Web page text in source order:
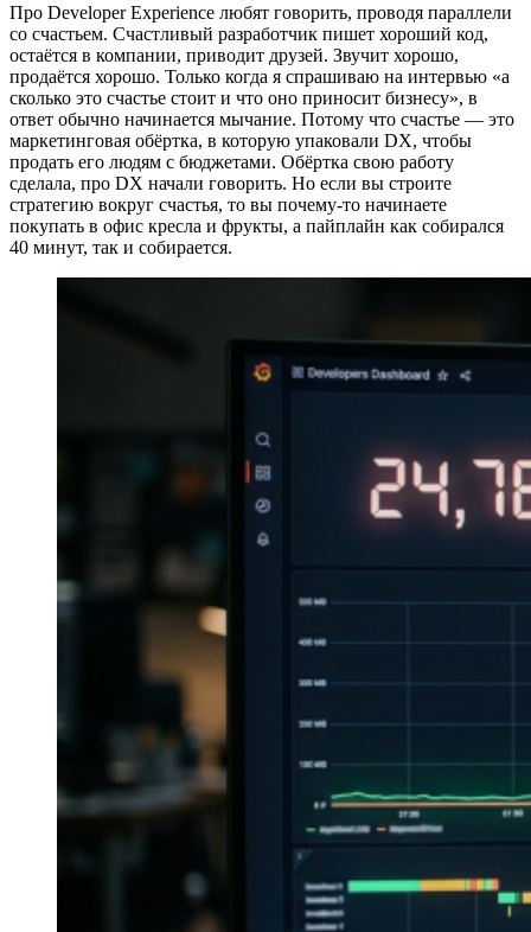
Про Developer Experience любят говорить, проводя параллели
со счастьем. Счастливый разработчик пишет хороший код,
остаётся в компании, приводит друзей. Звучит хорошо,
продаётся хорошо. Только когда я спрашиваю на интервью «а
сколько это счастье стоит и что оно приносит бизнесу», в
ответ обычно начинается мычание. Потому что счастье — это
маркетинговая обёртка, в которую упаковали DX, чтобы
продать его людям с бюджетами. Обёртка свою работу
сделала, про DX начали говорить. Но если вы строите
стратегию вокруг счастья, то вы почему-то начинаете
покупать в офис кресла и фрукты, а пайплайн как собирался
40 минут, так и собирается.